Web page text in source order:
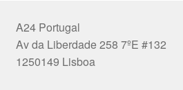
A24 Portugal
Av da Liberdade 258 7ºE #132
1250149 Lisboa